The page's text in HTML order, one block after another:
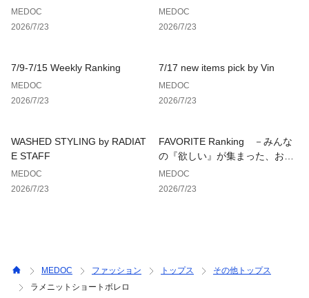
※撮影画像は、光の当たり具合やお使いのモニター設定、お部
着丈:27
肩幅:55
袖丈:48
裄丈:76.5
MEDOC
2026/7/23
MEDOC
2026/7/23
7/9-7/15 Weekly Ranking
MEDOC
2026/7/23
7/17 new items pick by Vin
MEDOC
2026/7/23
WASHED STYLING by RADIAT
E STAFF
MEDOC
2026/7/23
FAVORITE Ranking －みんな
の『欲しい』が集まった、お気
に入り登録数ランキング－
MEDOC
2026/7/23
MEDOC ファッション トップス
その他トップス
ラメニットショートボレロ